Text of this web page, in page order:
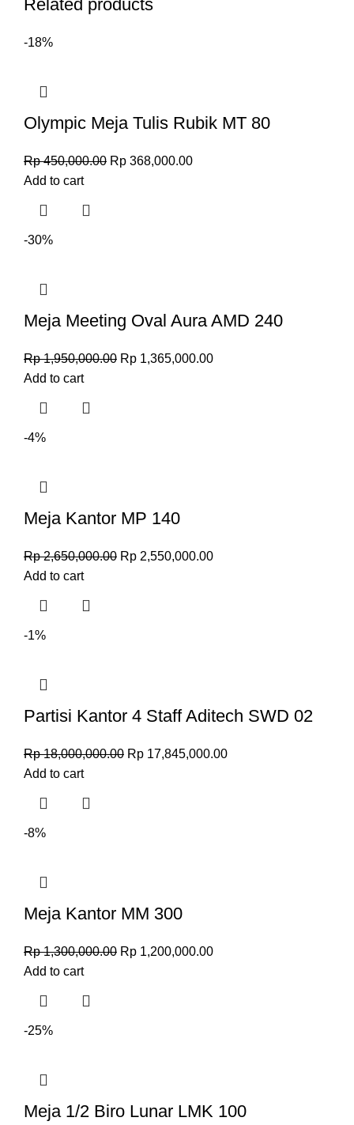
Related products
-18%
Olympic Meja Tulis Rubik MT 80
Rp450,000.00 Rp 368,000.00
Add to cart
-30%
Meja Meeting Oval Aura AMD 240
Rp1,950,000.00 Rp 1,365,000.00
Add to cart
-4%
Meja Kantor MP 140
Rp2,650,000.00 Rp 2,550,000.00
Add to cart
-1%
Partisi Kantor 4 Staff Aditech SWD 02
Rp18,000,000.00 Rp 17,845,000.00
Add to cart
-8%
Meja Kantor MM 300
Rp1,300,000.00 Rp 1,200,000.00
Add to cart
-25%
Meja 1/2 Biro Lunar LMK 100